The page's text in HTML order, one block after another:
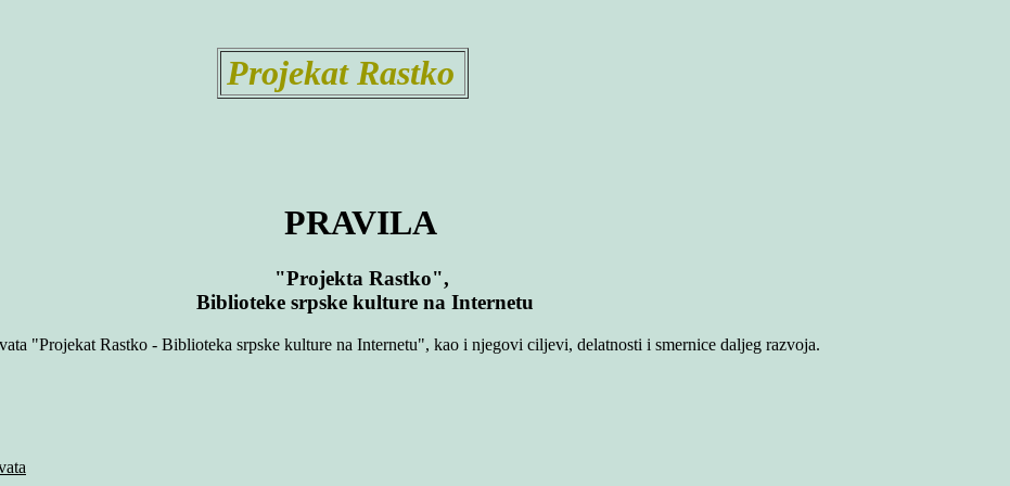
Projekat Rastko
PRAVILA
"Projekta Rastko",
Biblioteke srpske kulture na Internetu
"Projekat Rastko - Biblioteka srpske kulture na Internetu", kao i njegovi ciljevi, delatnosti i smernice daljeg razvoja.